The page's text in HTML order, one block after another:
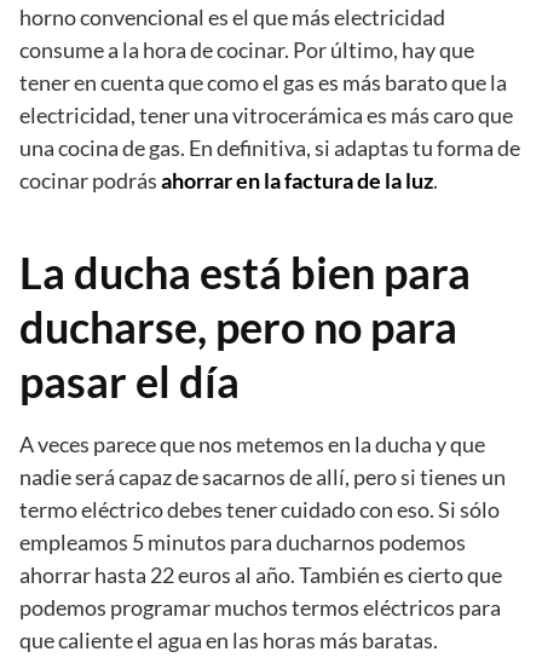
horno convencional es el que más electricidad
consume a la hora de cocinar. Por último, hay que
tener en cuenta que como el gas es más barato que la
electricidad, tener una vitrocerámica es más caro que
una cocina de gas. En definitiva, si adaptas tu forma de
cocinar podrásahorrar en la factura de la luz.
La ducha está bien para
ducharse, pero no para
pasar el día
A veces parece que nos metemos en la ducha y que
nadie será capaz de sacarnos de allí, pero si tienes un
termo eléctrico debes tener cuidado con eso. Si sólo
empleamos 5 minutos para ducharnos podemos
ahorrar hasta 22 euros al año. También es cierto que
podemos programar muchos termos eléctricos para
que caliente el agua en las horas más baratas.